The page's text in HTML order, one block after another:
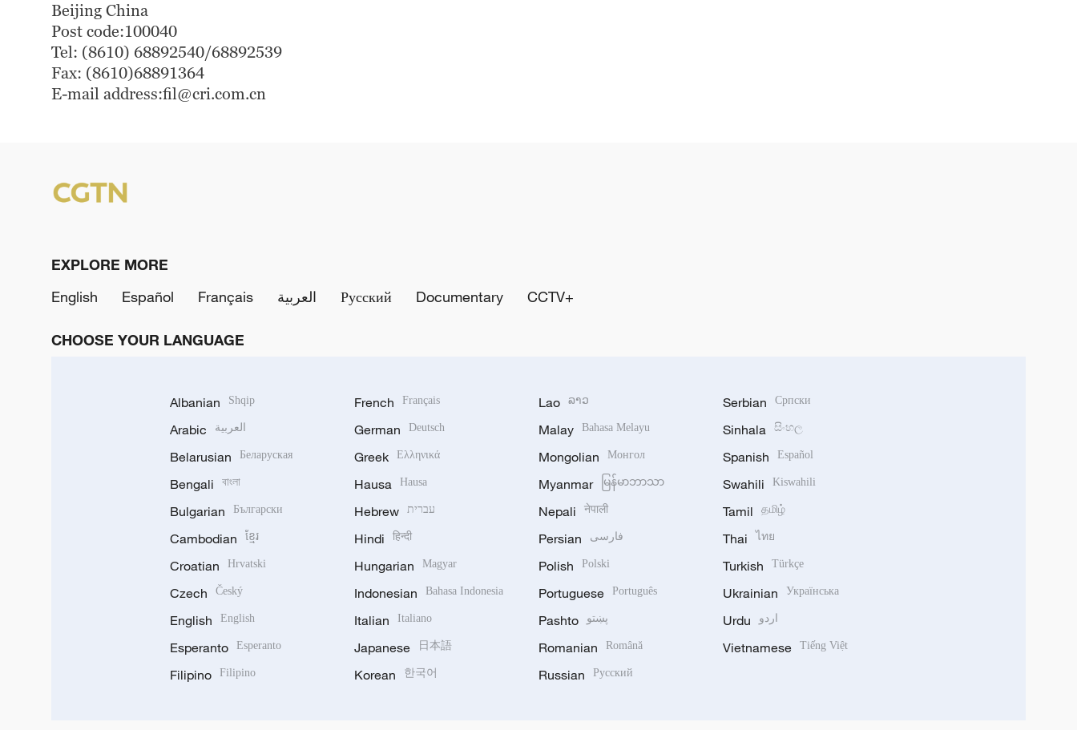
Beijing China
Post code:100040
Tel: (8610) 68892540/68892539
Fax: (8610)68891364
E-mail address:fil@cri.com.cn
EXPLORE MORE
English
Español Français العربية Русский Documentary CCTV+
CHOOSE YOUR LANGUAGE
Albanian Shqip
Arabic العربية
Belarusian Беларуская
Bengali বাংলা
Bulgarian Български
Cambodian ខ្មែរ
Croatian Hrvatski
Czech Český
English English
Esperanto Esperanto
Filipino Filipino
French Français
German Deutsch
Greek Ελληνικά
Hausa Hausa
Hebrew עברית
Hindi हिन्दी
Hungarian Magyar
Indonesian Bahasa Indonesia
Italian Italiano
Japanese 日本語
Korean 한국어
Lao ລາວ
Malay Bahasa Melayu
Mongolian Монгол
Myanmar မြန်မာဘာသာ
Nepali नेपाली
Persian فارسی
Polish Polski
Portuguese Português
Pashto پښتو
Romanian Română
Russian Русский
Serbian Српски
Sinhala සිංහල
Spanish Español
Swahili Kiswahili
Tamil தமிழ்
Thai ไทย
Turkish Türkçe
Ukrainian Українська
Urdu اردو
Vietnamese Tiếng Việt